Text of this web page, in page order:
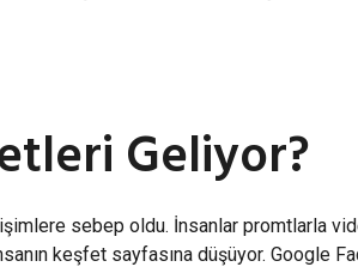
Geliyor?
sebep oldu. İnsanlar promtlarla
keşfet sayfasına düşüyor. Google